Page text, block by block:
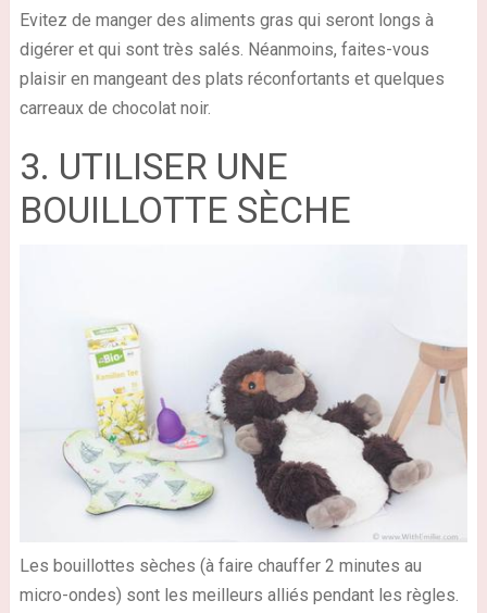
Evitez de manger des aliments gras qui seront longs à
digérer et qui sont très salés. Néanmoins, faites-vous
plaisir en mangeant des plats réconfortants et quelques
carreaux de chocolat noir.
3. UTILISER UNE
BOUILLOTTE SÈCHE
Les bouillottes sèches (à faire chauffer 2 minutes au
micro-ondes) sont les meilleurs alliés pendant les règles.